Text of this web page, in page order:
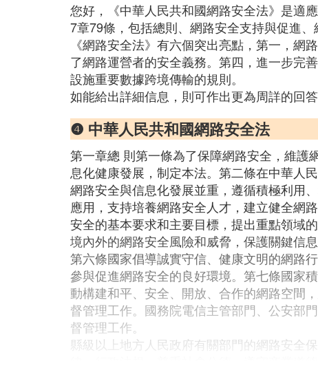
您好，《中華人民共和國網路安全法》是適
7章79條，包括總則、網路安全支持與促進
《網路安全法》有六個突出亮點，第一，
了網路運營者的安全義務。第四，進一步完
設施重要數據跨境傳輸的規則。
如能給出詳細信息，則可作出更為周詳的回答
❹ 中華人民共和國網路安全法
第一章總 則第一條為了保障網路安全，維護
息化健康發展，制定本法。第二條在中華人
網路安全與信息化發展並重，遵循積極利用
應用，支持培養網路安全人才，建立健全網
安全的基本要求和主要目標，提出重點領域
境內外的網路安全風險和威脅，保護關鍵信
第六條國家倡導誠實守信、健康文明的網路
參與促進網路安全的良好環境。第七條國家
動構建和平、安全、開放、合作的網路空間
督管理工作。國務院電信主管部門、公安部
督管理工作。
縣級以上地方人民政府有關部門的網路安全
律、行政法規，尊重社會公德，遵守商業道
網路或者通過網路提供服務，應當依照法律